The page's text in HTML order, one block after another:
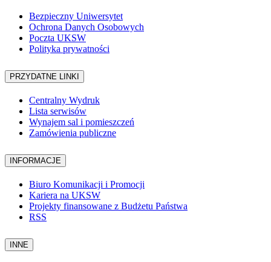
Bezpieczny Uniwersytet
Ochrona Danych Osobowych
Poczta UKSW
Polityka prywatności
PRZYDATNE LINKI
Centralny Wydruk
Lista serwisów
Wynajem sal i pomieszczeń
Zamówienia publiczne
INFORMACJE
Biuro Komunikacji i Promocji
Kariera na UKSW
Projekty finansowane z Budżetu Państwa
RSS
INNE